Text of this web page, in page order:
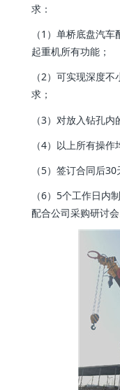
求：
（1）单桥底盘汽
起重机所有功能；
（2）可实现深度
求；
（3）对放入钻孔
（4）以上所有操
（5）签订合同后30
（6）5个工作日内
配合公司采购研讨会